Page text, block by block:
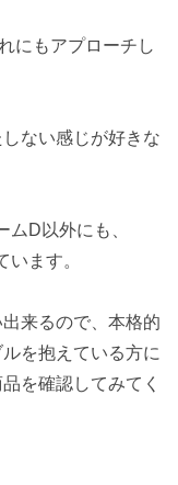
にもアプローチし
ない感じが好きな
D以外にも、
ます。
来るので、本格的
を抱えている方に
を確認してみてく